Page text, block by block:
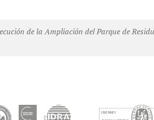
de la Ampliación del Parque de